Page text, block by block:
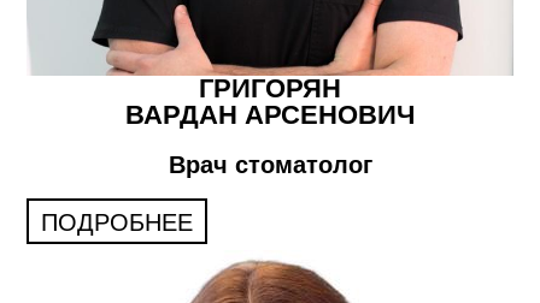
ГРИГОРЯН
ВАРДАН АРСЕНОВИЧ
Врач стоматолог
ПОДРОБНЕЕ